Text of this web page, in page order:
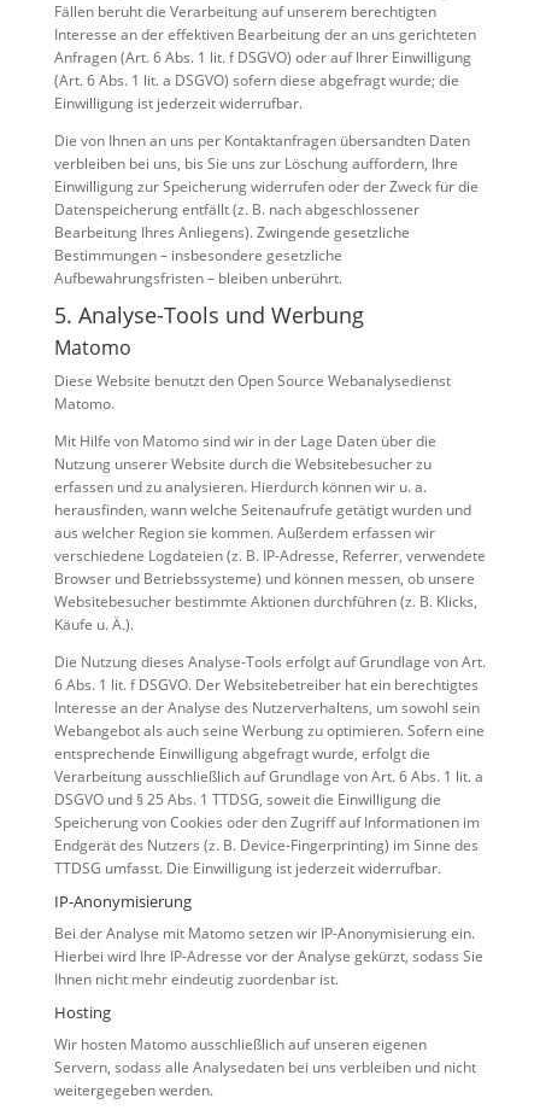
Fällen beruht die Verarbeitung auf unserem berechtigten
Interesse an der effektiven Bearbeitung der an uns gerichteten
Anfragen (Art. 6 Abs. 1 lit. f DSGVO) oder auf Ihrer Einwilligung
(Art. 6 Abs. 1 lit. a DSGVO) sofern diese abgefragt wurde; die
Einwilligung ist jederzeit widerrufbar.
Die von Ihnen an uns per Kontaktanfragen übersandten Daten
verbleiben bei uns, bis Sie uns zur Löschung auffordern, Ihre
Einwilligung zur Speicherung widerrufen oder der Zweck für die
Datenspeicherung entfällt (z. B. nach abgeschlossener
Bearbeitung Ihres Anliegens). Zwingende gesetzliche
Bestimmungen – insbesondere gesetzliche
Aufbewahrungsfristen – bleiben unberührt.
5. Analyse-Tools und Werbung
Matomo
Diese Website benutzt den Open Source Webanalysedienst
Matomo.
Mit Hilfe von Matomo sind wir in der Lage Daten über die
Nutzung unserer Website durch die Websitebesucher zu
erfassen und zu analysieren. Hierdurch können wir u. a.
herausfinden, wann welche Seitenaufrufe getätigt wurden und
aus welcher Region sie kommen. Außerdem erfassen wir
verschiedene Logdateien (z. B. IP-Adresse, Referrer, verwendete
Browser und Betriebssysteme) und können messen, ob unsere
Websitebesucher bestimmte Aktionen durchführen (z. B. Klicks,
Käufe u. Ä.).
Die Nutzung dieses Analyse-Tools erfolgt auf Grundlage von Art.
6 Abs. 1 lit. f DSGVO. Der Websitebetreiber hat ein berechtigtes
Interesse an der Analyse des Nutzerverhaltens, um sowohl sein
Webangebot als auch seine Werbung zu optimieren. Sofern eine
entsprechende Einwilligung abgefragt wurde, erfolgt die
Verarbeitung ausschließlich auf Grundlage von Art. 6 Abs. 1 lit. a
DSGVO und § 25 Abs. 1 TTDSG, soweit die Einwilligung die
Speicherung von Cookies oder den Zugriff auf Informationen im
Endgerät des Nutzers (z. B. Device-Fingerprinting) im Sinne des
TTDSG umfasst. Die Einwilligung ist jederzeit widerrufbar.
IP-Anonymisierung
Bei der Analyse mit Matomo setzen wir IP-Anonymisierung ein.
Hierbei wird Ihre IP-Adresse vor der Analyse gekürzt, sodass Sie
Ihnen nicht mehr eindeutig zuordenbar ist.
Hosting
Wir hosten Matomo ausschließlich auf unseren eigenen
Servern, sodass alle Analysedaten bei uns verbleiben und nicht
weitergegeben werden.